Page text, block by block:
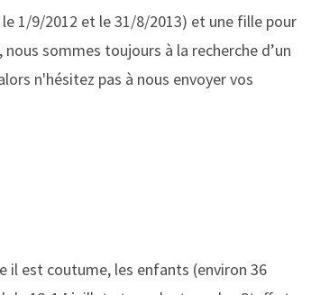
1/9/2012 et le 31/8/2013) et une fille pour
sommes toujours à la recherche d’un
n'hésitez pas à nous envoyer vos
il est coutume, les enfants (environ 36